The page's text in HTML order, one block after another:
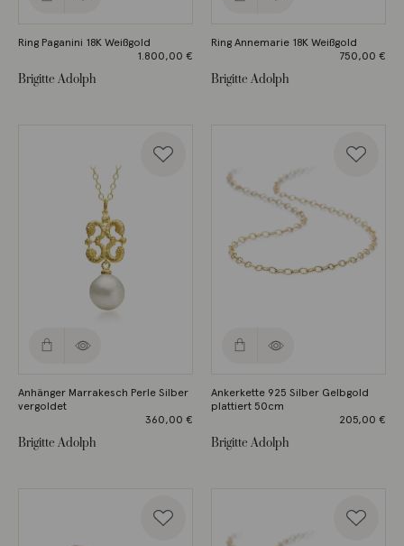
Ring Paganini 18K Weißgold
1.800,00 €
Brigitte Adolph
Ring Annemarie 18K Weißgold
750,00 €
Brigitte Adolph
Anhänger Marrakesch Perle Silber
vergoldet
360,00 €
Brigitte Adolph
Ankerkette 925 Silber Gelbgold
plattiert 50cm
205,00 €
Brigitte Adolph